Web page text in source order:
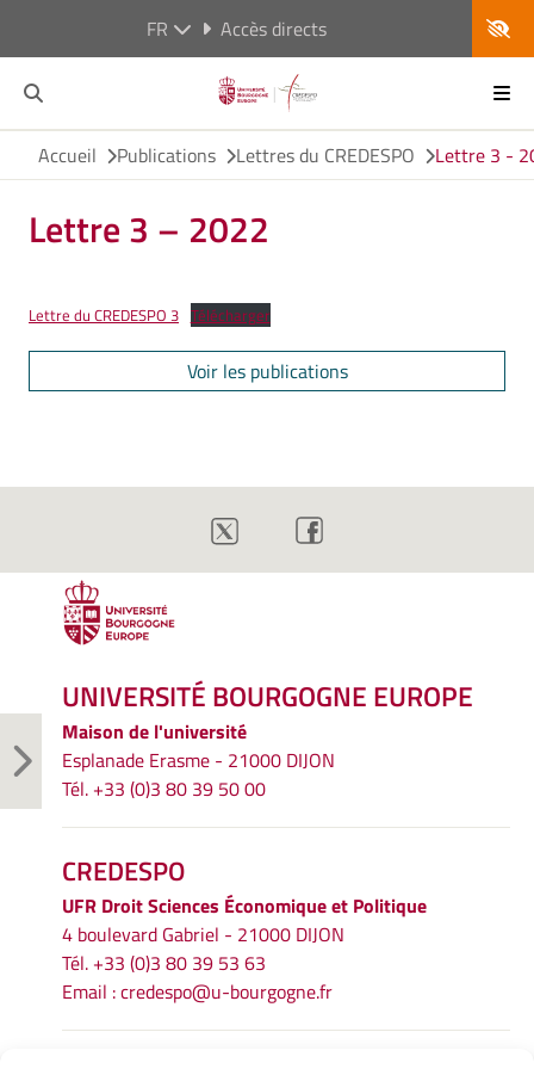
FR Accès directs
Accueil Publications Lettres du CREDESPO Lettre 3 -
Lettre 3 – 2022
Lettre du CREDESPO 3 Télécharger
Voir les publications
UNIVERSITÉ BOURGOGNE EUROPE
Maison de l'université
Esplanade Erasme - 21000 DIJON
Tél. +33 (0)3 80 39 50 00
CREDESPO
UFR Droit Sciences Économique et Politique
4 boulevard Gabriel - 21000 DIJON
Tél. +33 (0)3 80 39 53 63
Email :credespo@u-bourgogne.fr